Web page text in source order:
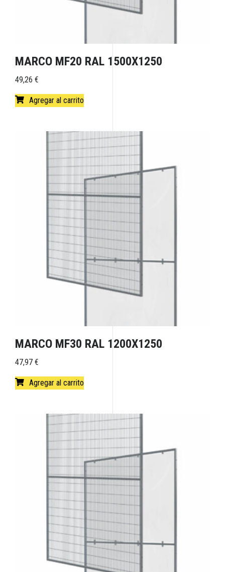
MARCO MF20 RAL 1500X1250
49,26 €
Agregar al carrito
MARCO MF30 RAL 1200X1250
47,97 €
Agregar al carrito